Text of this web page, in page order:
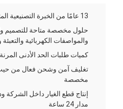
مراقبة الجودة
اتصل بنا
13 عامًا من الخبرة التصنيعية المتخصصة بأسعار تنافسية
حلول مخصصة متاحة للتصميم
والمواصفات الكهربائية والتعبئة
كميات طلبات الحد الأدنى المرنة
تغليف آمن وشحن فعال من
مخصصة
إنتاج قطع الغيار داخل
مدار 24 ساعة